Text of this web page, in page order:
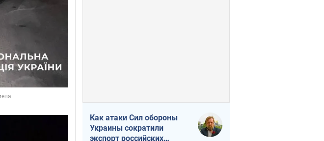
Как атаки Сил обороны
Украины сократили
экспорт российских